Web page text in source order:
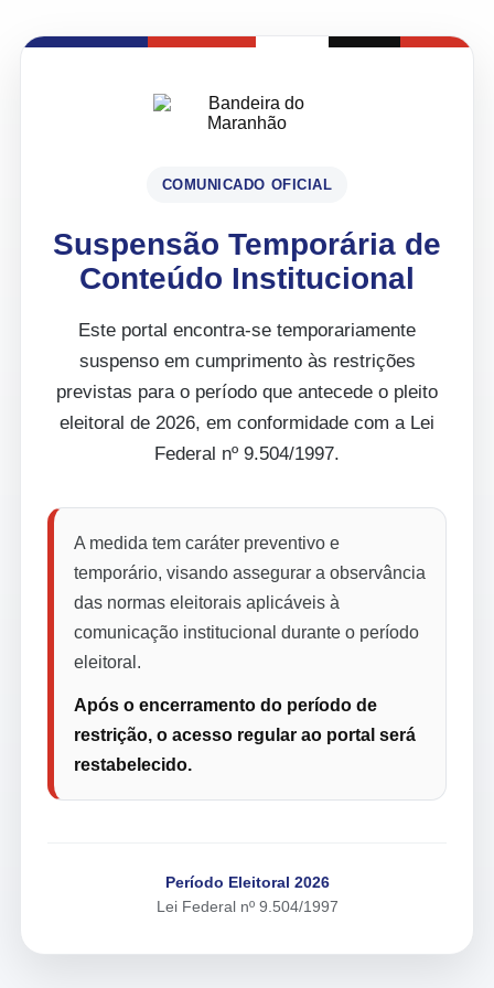
COMUNICADO OFICIAL
Suspensão Temporária de
Conteúdo Institucional
Este portal encontra-se temporariamente
suspenso em cumprimento às restrições
previstas para o período que antecede o pleito
eleitoral de 2026, em conformidade com a Lei
Federal nº 9.504/1997.
A medida tem caráter preventivo e
temporário, visando assegurar a observância
das normas eleitorais aplicáveis à
comunicação institucional durante o período
eleitoral.
Após o encerramento do período de
restrição, o acesso regular ao portal será
restabelecido.
Período Eleitoral 2026
Lei Federal nº 9.504/1997